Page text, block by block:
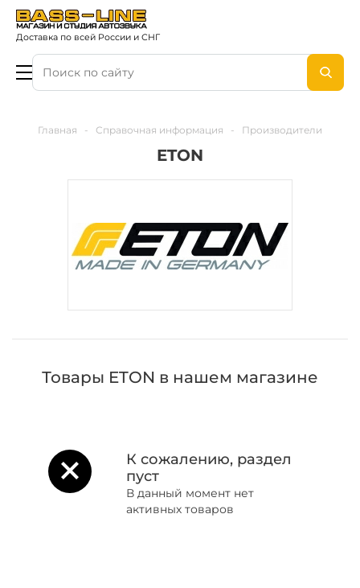
Доставка по всей России и СНГ
Главная - Справочная информация - Производители
ETON
Товары ETON в нашем магазине
К сожалению, раздел
пуст
В данный момент нет
активных товаров